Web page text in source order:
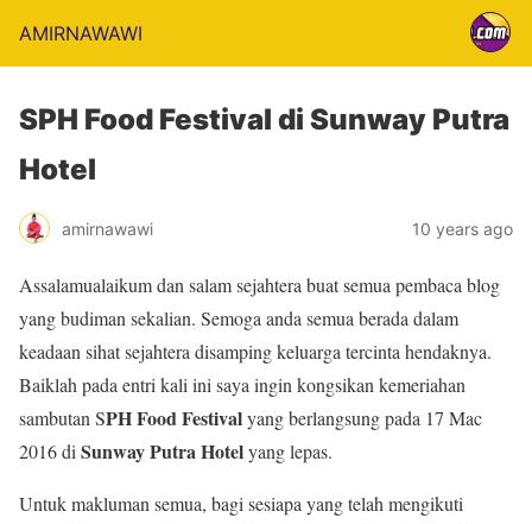
AMIRNAWAWI
SPH Food Festival di Sunway Putra
Hotel
amirnawawi 10 years ago
Assalamualaikum dan salam sejahtera buat semua pembaca blog
yang budiman sekalian. Semoga anda semua berada dalam
keadaan sihat sejahtera disamping keluarga tercinta hendaknya.
Baiklah pada entri kali ini saya ingin kongsikan kemeriahan
sambutan SPH Food Festivalyang berlangsung pada 17 Mac
2016 di Sunway Putra Hotelyang lepas.
Untuk makluman semua, bagi sesiapa yang telah mengikuti